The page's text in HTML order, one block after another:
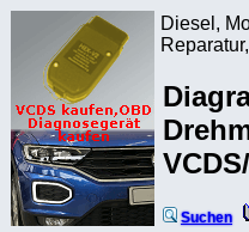
Diesel,
Suchen